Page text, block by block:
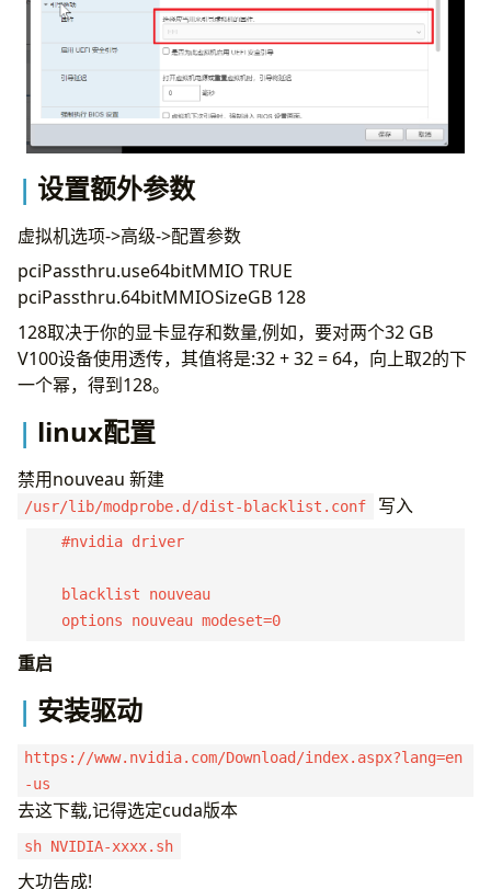
设置额外参数
虚拟机选项->高级->配置参数
pciPassthru.use64bitMMIO TRUE
pciPassthru.64bitMMIOSizeGB 128
128取决于你的显卡显存和数量,例如，要对两个32 GB
V100设备使用透传，其值将是:32 + 32 = 64，向上取2的下
一个幂，得到128。
linux配置
禁用nouveau 新建
/usr/lib/modprobe.d/dist-blacklist.conf 写入
    #nvidia driver
    blacklist nouveau
重启
安装驱动
https://www.nvidia.com/Download/index.aspx?lang=en
-us
去这下载,记得选定cuda版本
sh NVIDIA-xxxx.sh
大功告成!